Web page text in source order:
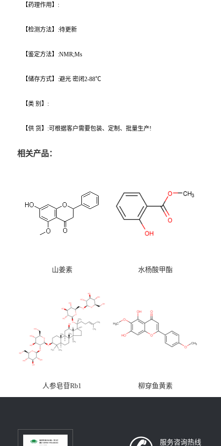
【药理作用】:
【检测方法】:待更新
【鉴定方法】:NMR;Ms
【储存方式】:避光 密闭2-88℃
【类 别】:
【供 货】:可根据客户需要包装、定制、批量生产!
相关产品：
山姜素 水杨酸甲酯
人参皂苷Rb1 柳穿鱼黄素
服务咨询热线